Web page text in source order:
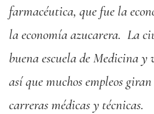
farmacéutica, que fue la
la economía azucarera. La
buena escuela de Medicina y
así que muchos empleos
carreras médicas y técnicas.